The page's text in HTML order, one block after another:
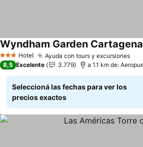
3 Estrellas
Hotel Ayuda con tours y excursiones
Wyndham Garden Cartagena
8,5 Excelente 3.779
Seleccioná las fechas para ver los
precios exactos